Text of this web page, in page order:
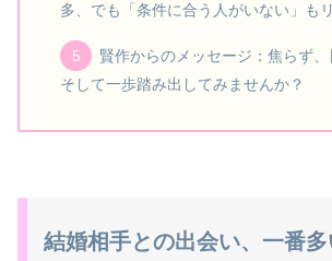
多、でも「条件に合う人がいない」も
賢作からのメッセージ：焦らず、
そして一歩踏み出してみませんか？
結婚相手との出会い、一番